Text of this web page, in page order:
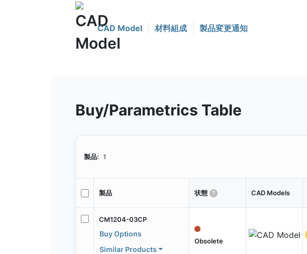
CAD Model 材料組成 製品変更通知
Buy/Parametrics Table
製品: 1
製品 状態 CAD Models
CM1204-03CP
Buy Options
Similar Products
Obsolete